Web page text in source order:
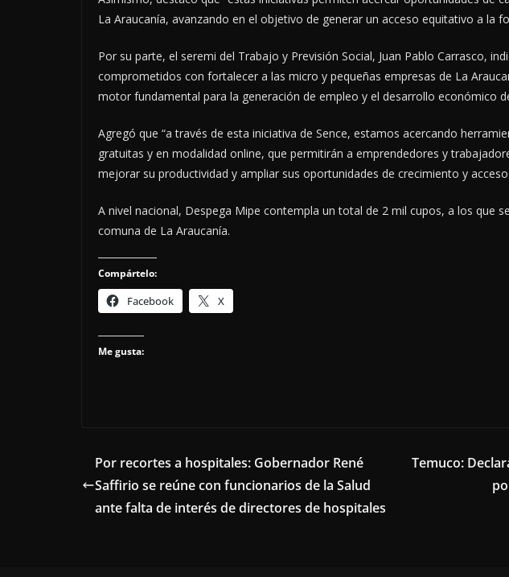
La Araucanía, avanzando en el objetivo de generar un acceso equitativo a la
Por su parte, el seremi del Trabajo y Previsión Social, Juan Pablo Carrasco,
comprometidos con fortalecer a las micro y pequeñas empresas de La
motor fundamental para la generación de empleo y el desarrollo económico
Agregó que “a través de esta iniciativa de Sence, estamos acercando
gratuitas y en modalidad online, que permitirán a emprendedores y
mejorar su productividad y ampliar sus oportunidades de crecimiento y
A nivel nacional, Despega Mipe contempla un total de 2 mil cupos, a los que
comuna de La Araucanía.
Compártelo:
Facebook X
Me gusta:
Por recortes a hospitales: Gobernador René
Saffirio se reúne con funcionarios de la Salud
ante falta de interés de directores de hospitales
Temuco: